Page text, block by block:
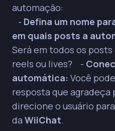
automação:
- Defina um nome
em quais posts a
Será em todos os
reels ou lives? -
automática: Você
resposta que agradeça
direcione o usuário
da WiiChat.